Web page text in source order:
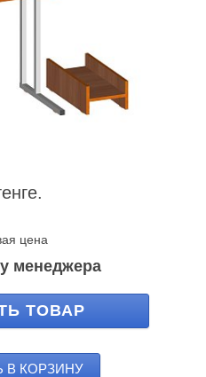
цена
менеджера
ТОВАР
В КОРЗИНУ